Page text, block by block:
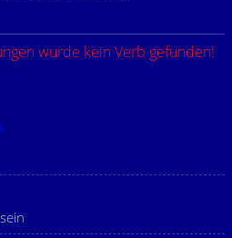
wurde kein Verb gefunden!